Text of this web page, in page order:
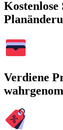
Verdiene